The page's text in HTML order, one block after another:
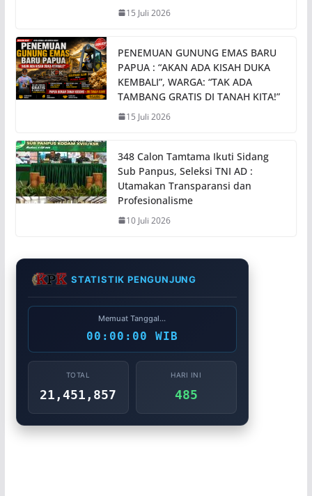
15 Juli 2026
PENEMUAN GUNUNG EMAS BARU
PAPUA : “AKAN ADA KISAH DUKA
KEMBALI”, WARGA: “TAK ADA
TAMBANG GRATIS DI TANAH KITA!”
15 Juli 2026
348 Calon Tamtama Ikuti Sidang
Sub Panpus, Seleksi TNI AD :
Utamakan Transparansi dan
Profesionalisme
10 Juli 2026
STATISTIK PENGUNJUNG
Memuat Tanggal...
00:00:00 WIB
TOTAL
21,451,857
HARI INI
485